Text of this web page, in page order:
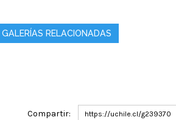
GALERÍAS RELACIONADAS
Compartir: https://uchile.cl/g239370